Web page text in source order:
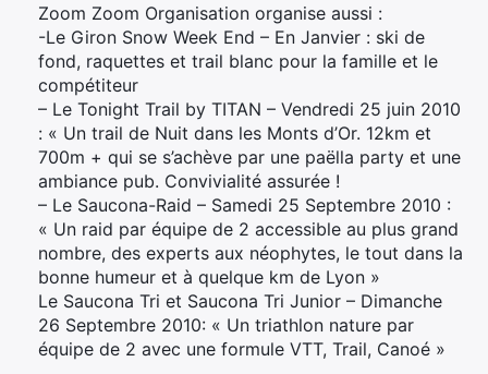
Zoom Zoom Organisation organise aussi :
-Le Giron Snow Week End – En Janvier : ski de
fond, raquettes et trail blanc pour la famille et le
compétiteur
– Le Tonight Trail by TITAN – Vendredi 25 juin 2010
: « Un trail de Nuit dans les Monts d’Or. 12km et
700m + qui se s’achève par une paëlla party et une
ambiance pub. Convivialité assurée !
– Le Saucona-Raid – Samedi 25 Septembre 2010 :
« Un raid par équipe de 2 accessible au plus grand
nombre, des experts aux néophytes, le tout dans la
bonne humeur et à quelque km de Lyon »
Le Saucona Tri et Saucona Tri Junior – Dimanche
26 Septembre 2010: « Un triathlon nature par
équipe de 2 avec une formule VTT, Trail, Canoé »